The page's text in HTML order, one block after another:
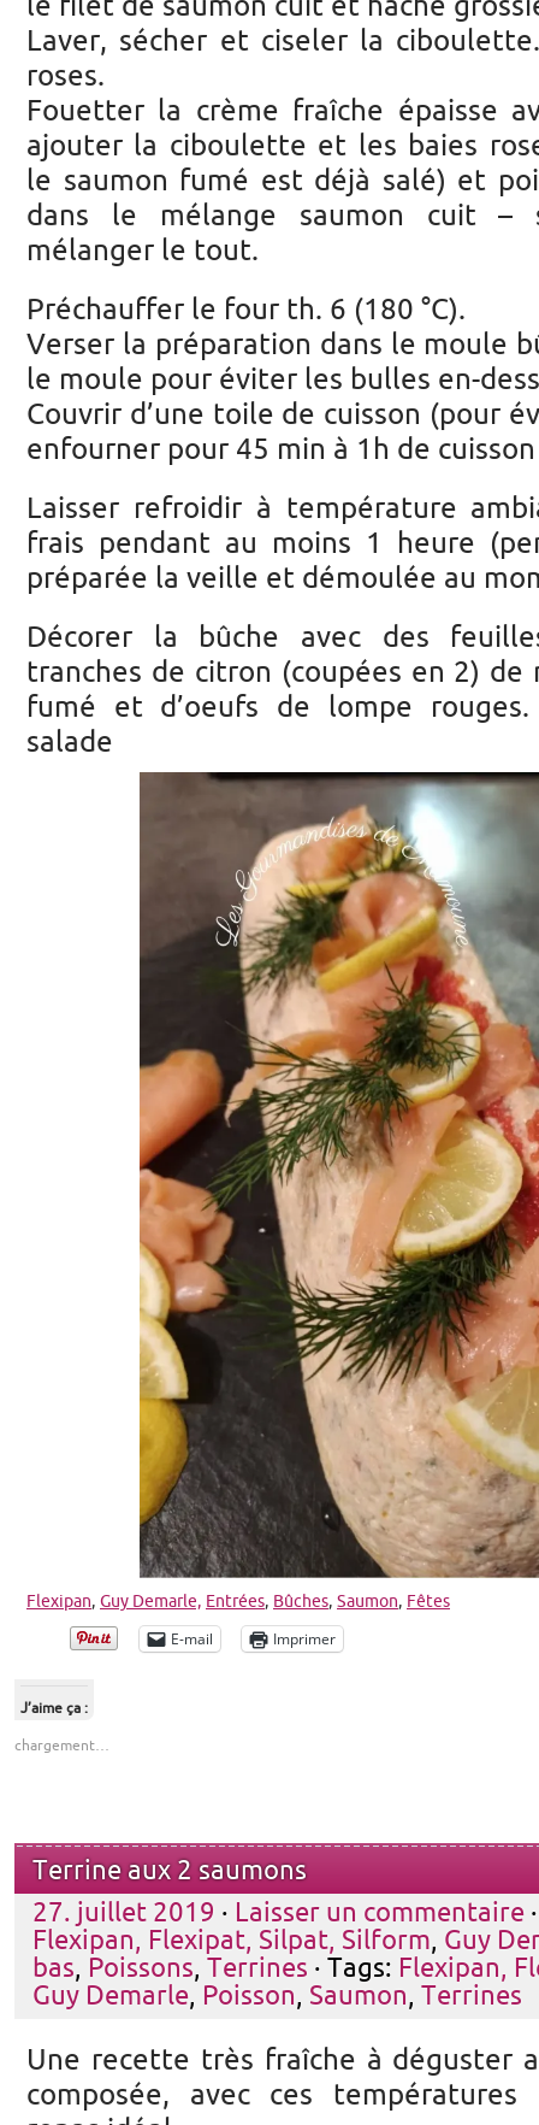
le filet de saumon cuit et haché
Laver, sécher et ciseler la
roses.
Fouetter la crème fraîche épaisse
ajouter la ciboulette et les baies
le saumon fumé est déjà salé) et
dans le mélange saumon cuit –
mélanger le tout.
Préchauffer le four th. 6 (180 °C).
Verser la préparation dans le moule
le moule pour éviter les bulles en-
Couvrir d’une toile de cuisson (pour
enfourner pour 45 min à 1h de cuisson
Laisser refroidir à température
frais pendant au moins 1 heure
préparée la veille et démoulée au
Décorer la bûche avec des
tranches de citron (coupées en 2) de
fumé et d’oeufs de lompe rouges.
salade
Flexipan, Guy Demarle, Entrées, Bûches, Saumon, Fêtes
E-mail Imprimer
J’aime ça :
chargement…
Terrine aux 2 saumons
27. juillet 2019 · Laisser un commentaire
Flexipan, Flexipat, Silpat, Silform, Guy
bas, Poissons, Terrines · Tags: Flexipan,
Guy Demarle, Poisson, Saumon, Terrines
Une recette très fraîche à déguster
composée, avec ces températures